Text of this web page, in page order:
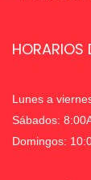
HORARIOS
Lunes a
Sábados:
Domingos: